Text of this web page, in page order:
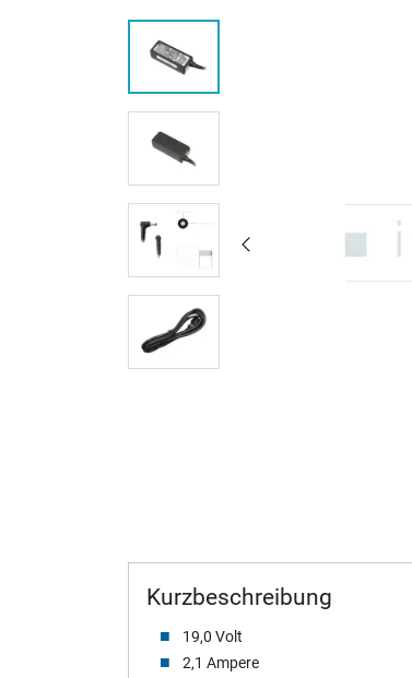
Kurzbeschreibung
19,0 Volt
2,1 Ampere